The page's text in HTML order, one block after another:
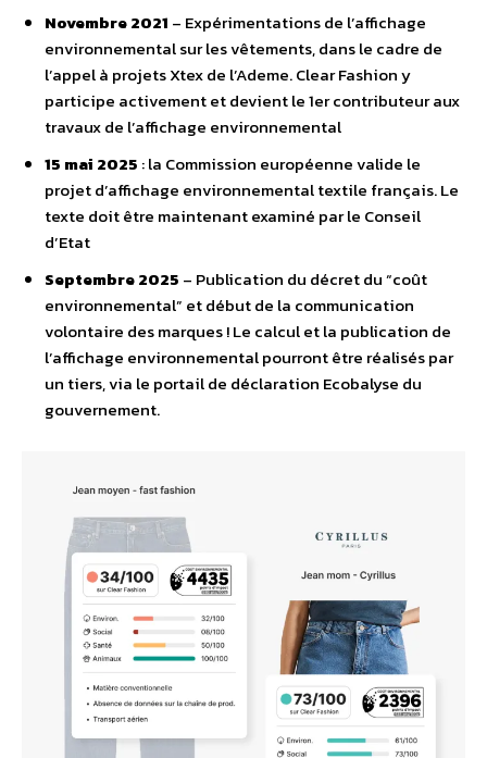
Novembre 2021 – Expérimentations de l’affichage
environnemental sur les vêtements, dans le cadre de
l’appel à projets Xtex de l’Ademe. Clear Fashion y
participe activement et devient le 1er contributeur aux
travaux de l’affichage environnemental
15 mai 2025 : la Commission européenne valide le
projet d’affichage environnemental textile français. Le
texte doit être maintenant examiné par le Conseil
d’Etat
Septembre 2025 – Publication du décret du “coût
environnemental” et début de la communication
volontaire des marques ! Le calcul et la publication de
l’affichage environnemental pourront être réalisés par
un tiers, via le portail de déclaration Ecobalyse du
gouvernement.